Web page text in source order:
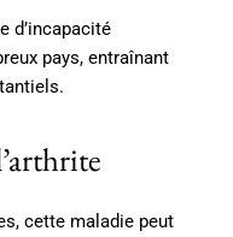
d’incapacité
pays, entraînant
cette maladie peut